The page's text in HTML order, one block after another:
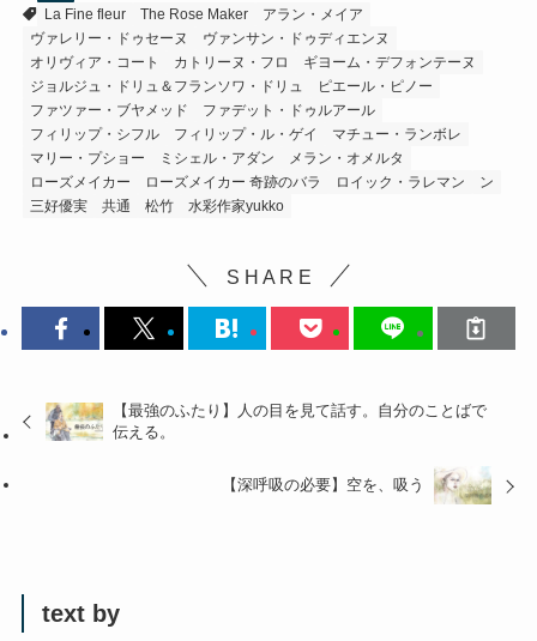
La Fine fleur
The Rose Maker
アラン・メイア
ヴァレリー・ドゥセーヌ
ヴァンサン・ドゥディエンヌ
オリヴィア・コート
カトリーヌ・フロ
ギヨーム・デフォンテーヌ
ジョルジュ・ドリュ＆フランソワ・ドリュ
ピエール・ピノー
ファツァー・ブヤメッド
ファデット・ドゥルアール
フィリップ・シフル
フィリップ・ル・ゲイ
マチュー・ランボレ
マリー・プショー
ミシェル・アダン
メラン・オメルタ
ローズメイカー
ローズメイカー 奇跡のバラ ロイック・ラレマン
ン
三好優実
共通 松竹 水彩作家yukko
S H A R E
【最強のふたり】人の目を見て話す。自分のことばで
伝える。
【深呼吸の必要】空を、吸う
text by